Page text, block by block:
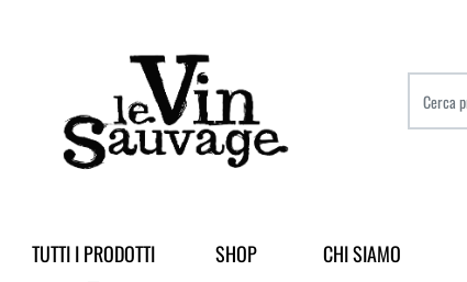
TUTTI I PRODOTTI SHOP CHI SIAMO